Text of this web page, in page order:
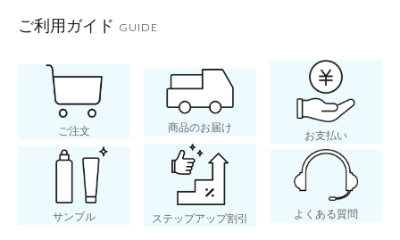
ご利用ガイド GUIDE
ご注文 商品のお届け
お支払い
サンプル ステップアップ割引 よくある質問